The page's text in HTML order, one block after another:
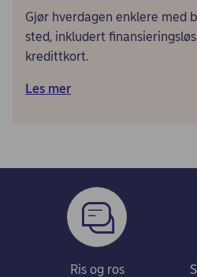
Gjør hverdagen enklere med
sted, inkludert
kredittkort.
Les mer
Ris og ros